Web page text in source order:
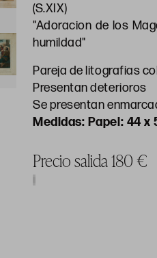
(S.XIX)
"Adoracion de los
humildad"
Pareja de litografias
Presentan deterioros
Se presentan
Papel: 44 x
Precio salida 180 €